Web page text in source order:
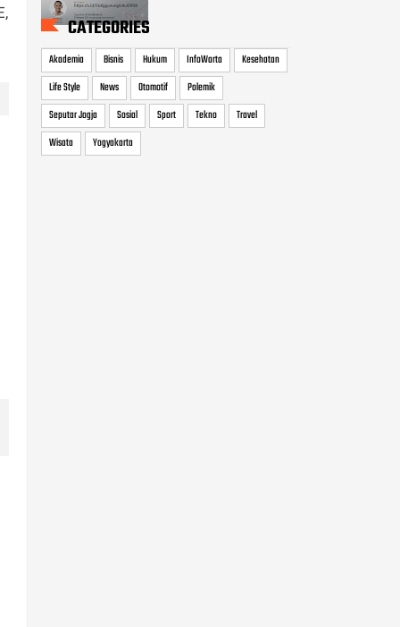
CATEGORIES
Akademia Bisnis Hukum InfoWarta
Kesehatan
Life Style
News Otomotif
Polemik
Seputar Jogja
Sosial Sport Tekno
Travel
Wisata
Yogyakarta